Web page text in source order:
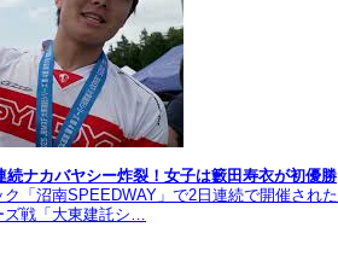
ナカバヤシー炸裂！女子は籔田寿衣が初優勝
「沼南SPEEDWAY」で2日連続で開催された
ズ戦「大東建託シ…